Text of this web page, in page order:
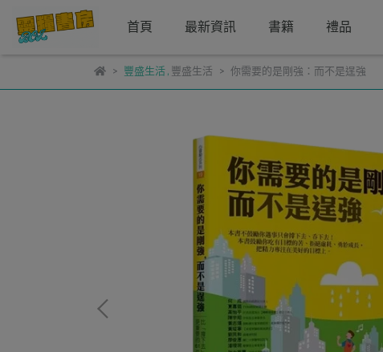
首頁 最新資訊 書籍 禮品
豐盛生活, 豐盛生活 你需要的是剛強：而不是逞強